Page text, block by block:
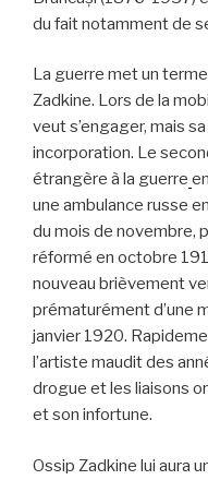
du fait notamment de
La guerre met un
Zadkine. Lors de la
veut s’engager, mais
incorporation. Le
étrangère à la guerre
une ambulance russe
du mois de novembre,
réformé en octobre
nouveau brièvement
prématurément d’une
janvier 1920.
l’artiste maudit des
drogue et les liaisons
et son infortune.
Ossip Zadkine lui aura